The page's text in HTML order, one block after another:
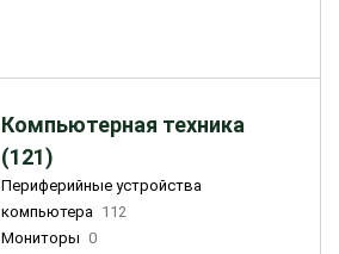
Компьютерная техника
(121)
Периферийные устройства
компьютера 112
Мониторы 0